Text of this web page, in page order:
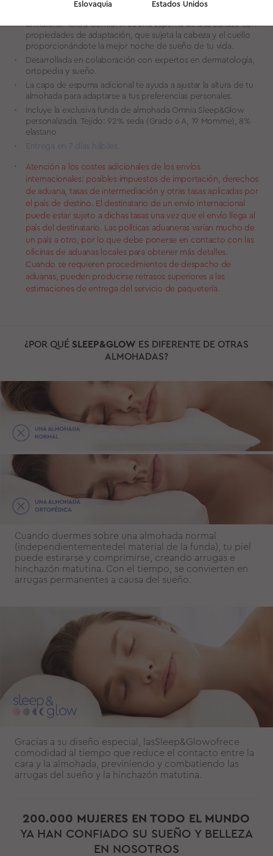
compresión de la piel cuando duermes.
El material «Extra Comfort» es una espuma de alta calidad con
propiedades de adaptación, que sujeta la cabeza y el cuello
proporcionándote la mejor noche de sueño de tu vida.
Desarrollada en colaboración con expertos en dermatología,
ortopedia y sueño.
La capa de espuma adicional te ayuda a ajustar la altura de tu
almohada para adaptarse a tus preferencias personales.
Incluye la exclusiva funda de almohada Omnia Sleep&Glow
personalizada. Tejido: 92% seda (Grado 6 A, 19 Momme), 8%
elastano
Entrega en 7 días hábiles.
Atención a los costes adicionales de los envíos
internacionales: posibles impuestos de importación, derechos
de aduana, tasas de intermediación y otras tasas aplicadas por
el país de destino. El destinatario de un envío internacional
puede estar sujeto a dichas tasas una vez que el envío llega al
país del destinatario. Las políticas aduaneras varían mucho de
un país a otro, por lo que debe ponerse en contacto con las
oficinas de aduanas locales para obtener más detalles.
Cuando se requieren procedimientos de despacho de
aduanas, pueden producirse retrasos superiores a las
estimaciones de entrega del servicio de paquetería.
¿POR QUÉ SLEEP&GLOW ES DIFERENTE DE OTRAS
ALMOHADAS?
Cuando duermes sobre una almohada normal
(independientementedel material de la funda), tu piel
puede estirarse y comprimirse, creando arrugas e
hinchazón matutina. Con el tiempo, se convierten en
arrugas permanentes a causa del sueño.
Gracias a su diseño especial, lasSleep&Glowofrece
comodidad al tiempo que reduce el contacto entre la
cara y la almohada, previniendo y combatiendo las
arrugas del sueño y la hinchazón matutina.
200.000 MUJERES EN TODO EL MUNDO
YA HAN CONFIADO SU SUEÑO Y BELLEZA
EN NOSOTROS
Eslovaquia Estados Unidos